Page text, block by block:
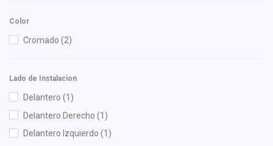
Totalparts(1)
Color
Cromado (2)
Lado de Instalacion
Delantero (1)
Delantero Derecho (1)
Delantero Izquierdo (1)